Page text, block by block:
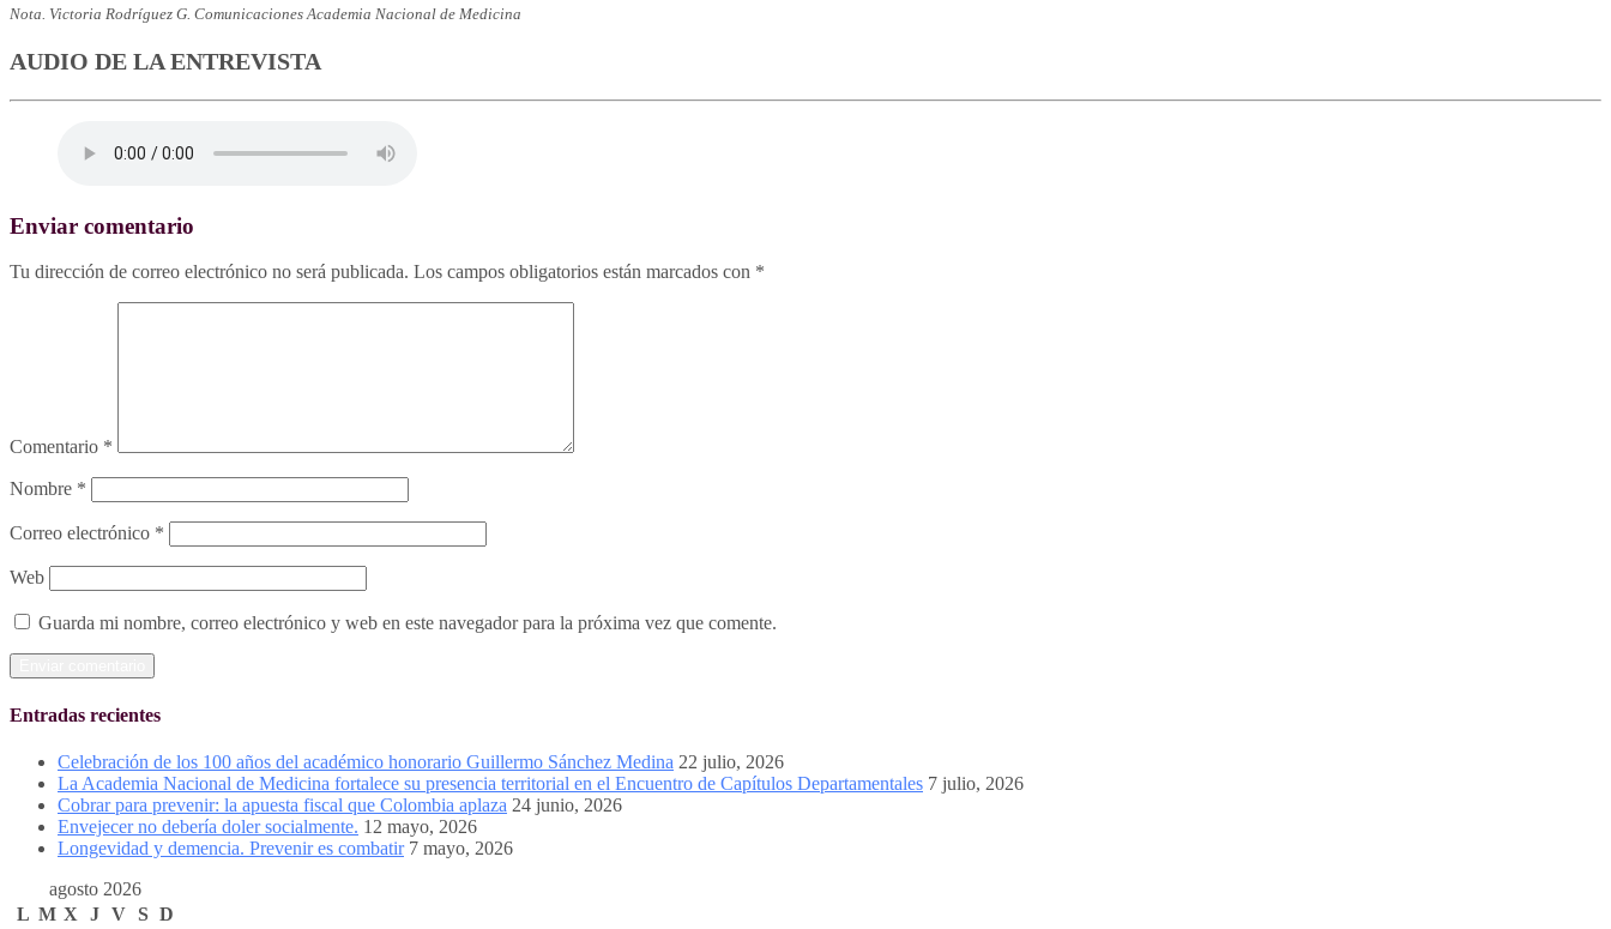
Nota. Victoria Rodríguez G. Comunicaciones Academia Nacional de Medicina
AUDIO DE LA ENTREVISTA
Enviar comentario
Tu dirección de correo electrónico no será publicada. Los campos obligatorios están marcados con *
Comentario *
Nombre *
Correo electrónico *
Web
Guarda mi nombre, correo electrónico y web en este navegador para la próxima vez que comente.
Entradas recientes
Celebración de los 100 años del académico honorario Guillermo Sánchez Medina 22 julio, 2026
La Academia Nacional de Medicina fortalece su presencia territorial en el Encuentro de Capítulos Departamentales 7 julio, 2026
Cobrar para prevenir: la apuesta fiscal que Colombia aplaza 24 junio, 2026
Envejecer no debería doler socialmente. 12 mayo, 2026
Longevidad y demencia. Prevenir es combatir 7 mayo, 2026
agosto 2026
L M X J V S D